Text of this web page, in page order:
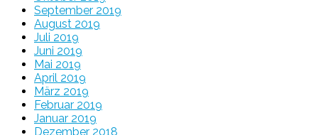
September 2019
August 2019
Juli 2019
Juni 2019
Mai 2019
April 2019
März 2019
Februar 2019
Januar 2019
Dezember 2018